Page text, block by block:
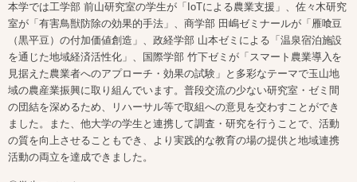
本学では工学部 前山研究室の学生が「IoTによる農業支援」、佐々木研究
室が「有害鳥獣防除の効果的手法」、商学部 田嶋ゼミナールが「雁喰豆
（黒平豆）の付加価値創造」、政経学部 山本ゼミによる「温泉宿泊施設
を通じた地域経済活性化」、国際学部 竹下ゼミが「スマート農業導入を
見据えた農業者へのアプローチ・効果の試験」と多彩なテーマで玉山地
域の農産業振興に取り組んでいます。普段交流の少ない研究室・ゼミ間
の団結を深めるため、リハーサル等で取組への意見を交わすことができ
ました。また、他大学の学生と連携して調査・研究を行うことで、活動
の質を向上させることもでき、より実践的な教育の場の提供と地域連携
活動の両立を達成できました。